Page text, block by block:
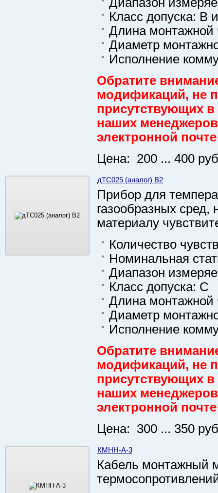
Класс допуска: B
Длина монтажной
Диаметр
Исполнение
Обратите
модификаций, не
присутствующих
наших менеджеров
электронной
Цена: 200 ... 400
дТС025 (аналог) В2
Прибор для
газообразных сред,
материалу
Количество
Номинальная
Диапазон
Класс допуска: C
Длина монтажной
Диаметр
Исполнение
Обратите
модификаций, не
присутствующих
наших менеджеров
электронной
Цена: 300 ... 350
КМНН-А-3
Кабель монтажный